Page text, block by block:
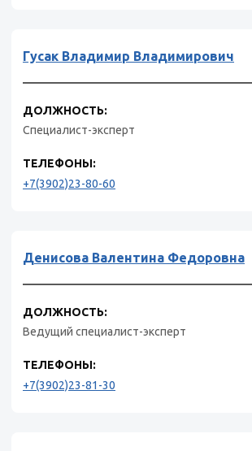
Гусак Владимир Владимирович
ДОЛЖНОСТЬ:
Специалист-эксперт
ТЕЛЕФОНЫ:
+7(3902)23-80-60
Денисова Валентина Федоровна
ДОЛЖНОСТЬ:
Ведущий специалист-эксперт
ТЕЛЕФОНЫ:
+7(3902)23-81-30